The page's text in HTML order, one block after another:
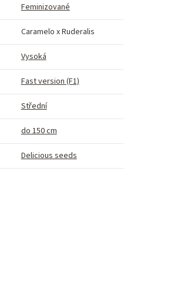
Feminizované
Caramelo x Ruderalis
Vysoká
Fast version (F1)
Střední
do 150 cm
Delicious seeds